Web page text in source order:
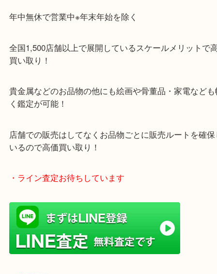
ガーデンモールの敷地内に広大な無料駐車場あるの
・当店特徴
ガーデンモール木津川にある店舗なので査定中に
グもできます！